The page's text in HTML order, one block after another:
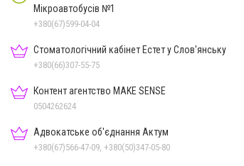
Мікроавтобусів №1
+380(67)599-04-04
Стоматологічний кабінет Естет у Слов'янську
+380(66)307-55-75
Контент агентство MAKE SENSE
0504262624
Адвокатське об'єднання Актум
+380(67)566-47-09, +380(50)347-05-80